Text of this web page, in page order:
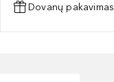
Dovanų pakavimas